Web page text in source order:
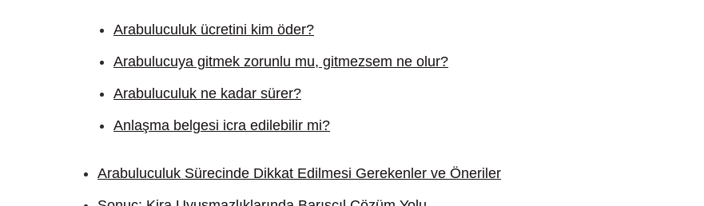
Arabuluculuk ücretini kim öder?
Arabulucuya gitmek zorunlu mu, gitmezsem ne olur?
Arabuluculuk ne kadar sürer?
Anlaşma belgesi icra edilebilir mi?
Arabuluculuk Sürecinde Dikkat Edilmesi Gerekenler ve Öneriler